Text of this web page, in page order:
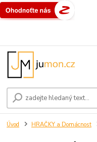
Úvod HRAČKY a Domácnost